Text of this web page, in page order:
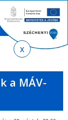
EN HU
űrlap
a MÁV-